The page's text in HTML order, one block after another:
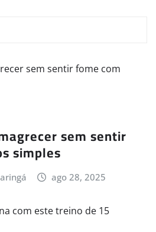
sem sentir
simples
ago 28, 2025